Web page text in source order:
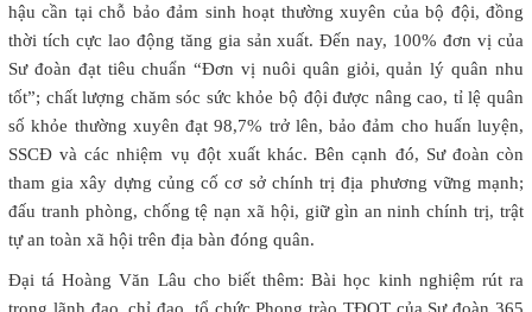
hậu cần tại chỗ bảo đảm sinh hoạt thường xuyên của bộ đội, đồng
thời tích cực lao động tăng gia sản xuất. Đến nay, 100% đơn vị của
Sư đoàn đạt tiêu chuẩn “Đơn vị nuôi quân giỏi, quản lý quân nhu
tốt”; chất lượng chăm sóc sức khỏe bộ đội được nâng cao, tỉ lệ quân
số khỏe thường xuyên đạt 98,7% trở lên, bảo đảm cho huấn luyện,
SSCĐ và các nhiệm vụ đột xuất khác. Bên cạnh đó, Sư đoàn còn
tham gia xây dựng củng cố cơ sở chính trị địa phương vững mạnh;
đấu tranh phòng, chống tệ nạn xã hội, giữ gìn an ninh chính trị, trật
tự an toàn xã hội trên địa bàn đóng quân.
Đại tá Hoàng Văn Lâu cho biết thêm: Bài học kinh nghiệm rút ra
trong lãnh đạo, chỉ đạo, tổ chức Phong trào TĐQT của Sư đoàn 365